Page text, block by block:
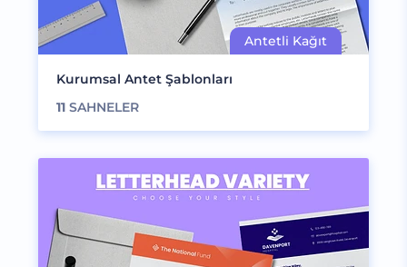
Kurumsal Antet Şablonları
11 SAHNELER